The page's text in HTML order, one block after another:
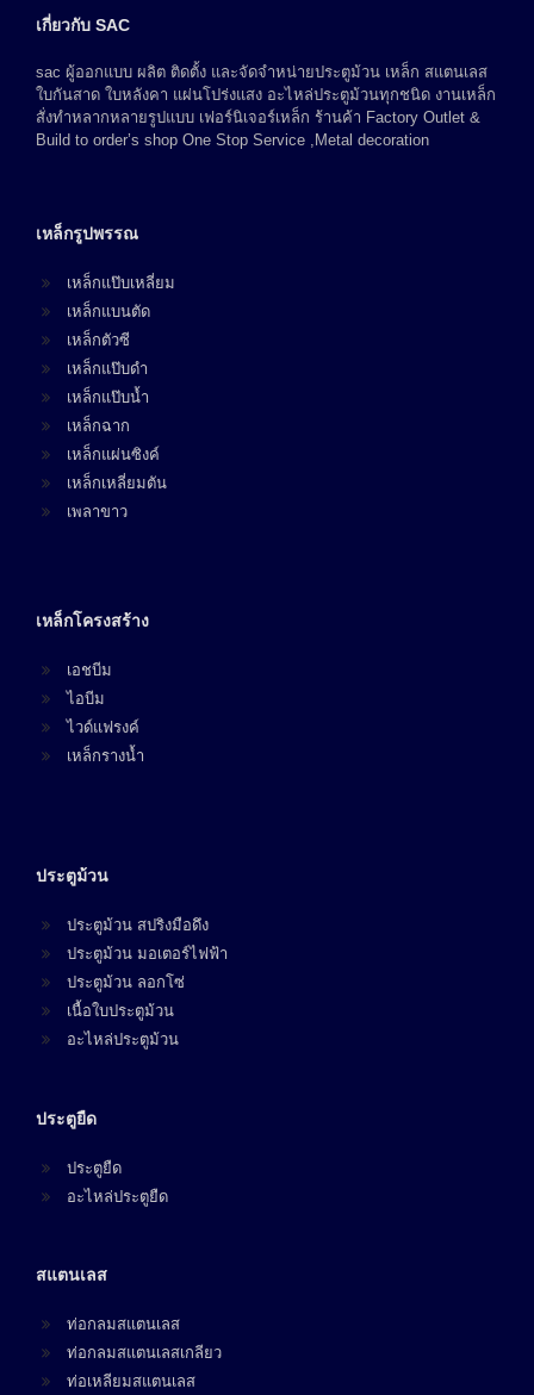
เกี่ยวกับ SAC
sac ผู้ออกแบบ ผลิต ติดตั้ง และจัดจำหน่ายประตูม้วน เหล็ก สแตนเลส
ใบกันสาด ใบหลังคา แผ่นโปร่งแสง อะไหล่ประตูม้วนทุกชนิด งานเหล็ก
สั่งทำหลากหลายรูปแบบ เฟอร์นิเจอร์เหล็ก ร้านค้า Factory Outlet &
Build to order’s shop One Stop Service ,Metal decoration
เหล็กรูปพรรณ
เหล็กแป๊บเหลี่ยม
เหล็กแบนตัด
เหล็กตัวซี
เหล็กแป๊บดำ
เหล็กแป๊บน้ำ
เหล็กฉาก
เหล็กแผ่นซิงค์
เหล็กเหลี่ยมตัน
เพลาขาว
เหล็กโครงสร้าง
เอชบีม
ไอบีม
ไวด์แฟรงค์
เหล็กรางน้ำ
ประตูม้วน
ประตูม้วน สปริงมือดึง
ประตูม้วน มอเตอร์ไฟฟ้า
ประตูม้วน ลอกโซ่
เนื้อใบประตูม้วน
อะไหล่ประตูม้วน
ประตูยืด
ประตูยืด
อะไหล่ประตูยืด
สแตนเลส
ท่อกลมสแตนเลส
ท่อกลมสแตนเลสเกลียว
ท่อเหลียมสแตนเลส